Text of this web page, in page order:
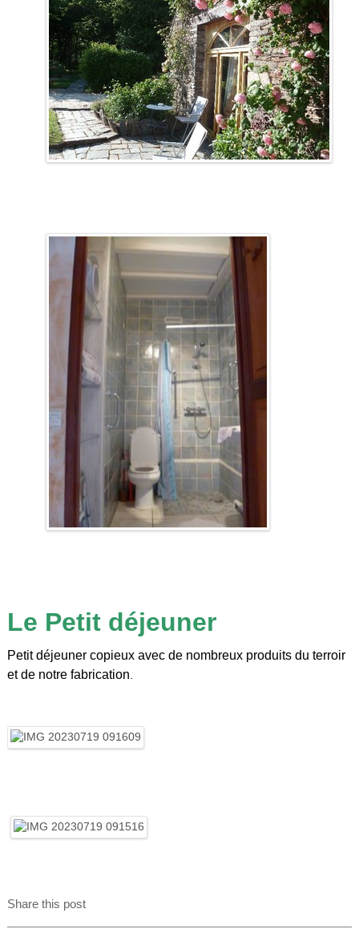
Le Petit déjeuner
Petit déjeuner copieux avec de nombreux produits du terroir
et de notre fabrication.
Share this post